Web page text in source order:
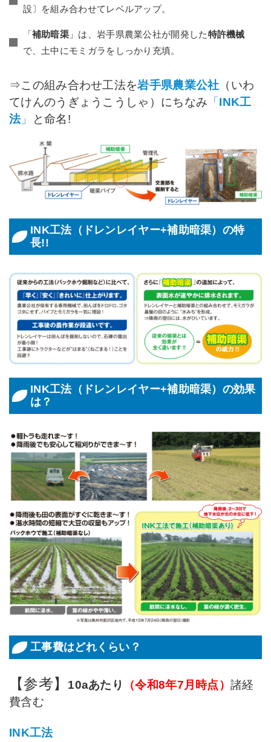
設〕を組み合わせてレベルアップ。
「補助暗渠 」は、岩手県農業公社が開発した特許機械
で、土中にモミガラをしっかり充填。
⇒この組み合わせ工法を岩手県農業公社 （いわ
てけんのうぎょうこうしゃ）にちなみ 「INK工
法」 と命名!
INK工法（ドレンレイヤー+補助暗渠）の特
長!!
INK工法（ドレンレイヤー+補助暗渠）の効果
は？
工事費はどれくらい？
【参考】 10aあたり （令和8年7月時点）諸経
費含む
INK工法